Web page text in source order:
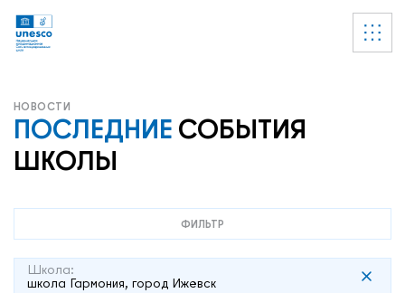
ПОСЛЕДНИЕСОБЫТИЯ
ШКОЛЫ
ФИЛЬТР
Школа:
школа Гармония, город Ижевск
Ссылки
УВЕДОМЛЕНИЕ
Список пуст